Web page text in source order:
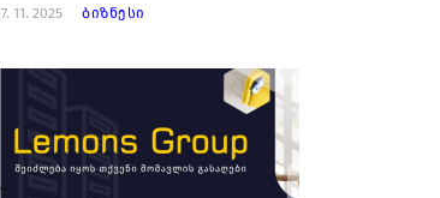
11. 2025 ბიზნესი